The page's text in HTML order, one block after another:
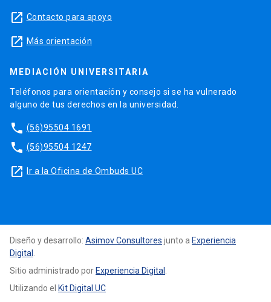
launch Contacto para apoyo
launch Más orientación
MEDIACIÓN UNIVERSITARIA
Teléfonos para orientación y consejo si se ha vulnerado
alguno de tus derechos en la universidad.
phone (56)95504 1691
phone (56)95504 1247
launch Ir a la Oficina de Ombuds UC
Diseño y desarrollo: Asimov Consultores junto a Experiencia
Digital .
Sitio administrado por Experiencia Digital .
Utilizando el Kit Digital UC